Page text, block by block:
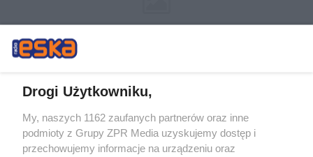
Żaden utwór zamieszczony w serwisie nie może być powielany i
rozpowszechniany lub dalej rozpowszechniany w jakikolwiek sposób (w
tym także elektroniczny lub mechaniczny) na jakimkolwiek polu
eksploatacji w jakiejkolwiek formie, włącznie z umieszczaniem w Internecie
Drogi Użytkowniku,
My, naszych 1162 zaufanych partnerów oraz inne
podmioty z Grupy ZPR Media uzyskujemy dostęp i
przechowujemy informacje na urządzeniu oraz